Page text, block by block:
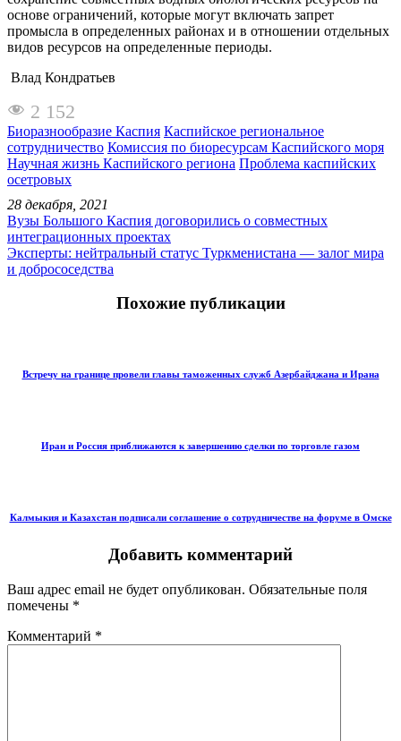
основе ограничений, которые могут включать запрет
промысла в определенных районах и в отношении отдельных
видов ресурсов на определенные периоды.
Влад Кондратьев
2 152
Биоразнообразие Каспия Каспийское региональное
сотрудничество Комиссия по биоресурсам Каспийского моря
Научная жизнь Каспийского региона Проблема каспийских
осетровых
28 декабря, 2021
Вузы Большого Каспия договорились о совместных
интеграционных проектах
Эксперты: нейтральный статус Туркменистана — залог мира
и добрососедства
Похожие публикации
Встречу на границе провели главы таможенных служб Азербайджана и Ирана
Иран и Россия приближаются к завершению сделки по торговле газом
Калмыкия и Казахстан подписали соглашение о сотрудничестве на форуме в Омске
Добавить комментарий
Ваш адрес email не будет опубликован. Обязательные поля
помечены *
Комментарий *